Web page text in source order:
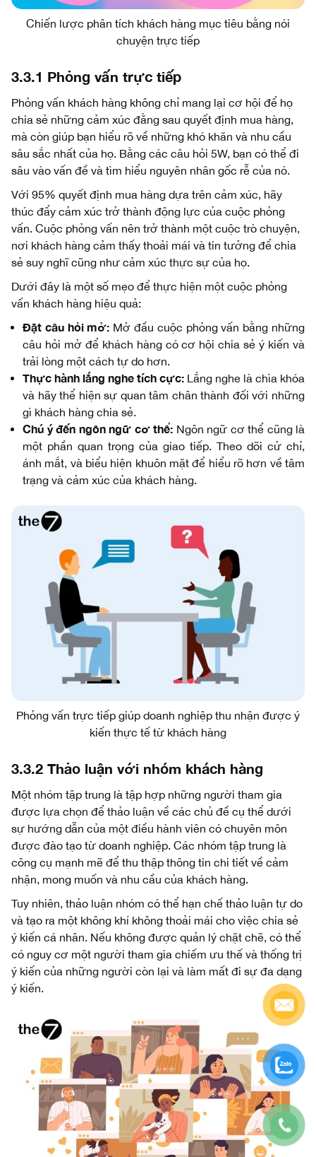
Chiến lược phân tích khách hàng mục tiêu bằng nói
chuyện trực tiếp
3.3.1 Phỏng vấn trực tiếp
Phỏng vấn khách hàng không chỉ mang lại cơ hội để họ
chia sẻ những cảm xúc đằng sau quyết định mua hàng,
mà còn giúp bạn hiểu rõ về những khó khăn và nhu cầu
sâu sắc nhất của họ. Bằng các câu hỏi 5W, bạn có thể đi
sâu vào vấn đề và tìm hiểu nguyên nhân gốc rễ của nó.
Với 95% quyết định mua hàng dựa trên cảm xúc, hãy
thúc đẩy cảm xúc trở thành động lực của cuộc phỏng
vấn. Cuộc phỏng vấn nên trở thành một cuộc trò chuyện,
nơi khách hàng cảm thấy thoải mái và tin tưởng để chia
sẻ suy nghĩ cũng như cảm xúc thực sự của họ.
Dưới đây là một số mẹo để thực hiện một cuộc phỏng
vấn khách hàng hiệu quả:
Đặt câu hỏi mở: Mở đầu cuộc phỏng vấn bằng những
câu hỏi mở để khách hàng có cơ hội chia sẻ ý kiến và
trải lòng một cách tự do hơn.
Thực hành lắng nghe tích cực: Lắng nghe là chìa khóa
và hãy thể hiện sự quan tâm chân thành đối với những
gì khách hàng chia sẻ.
Chú ý đến ngôn ngữ cơ thể: Ngôn ngữ cơ thể cũng là
một phần quan trọng của giao tiếp. Theo dõi cử chỉ,
ánh mắt, và biểu hiện khuôn mặt để hiểu rõ hơn về tâm
trạng và cảm xúc của khách hàng.
Phỏng vấn trực tiếp giúp doanh nghiệp thu nhận được ý
kiến thực tế từ khách hàng
3.3.2 Thảo luận với nhóm khách hàng
Một nhóm tập trung là tập hợp những người tham gia
được lựa chọn để thảo luận về các chủ đề cụ thể dưới
sự hướng dẫn của một điều hành viên có chuyên môn
được đào tạo từ doanh nghiệp. Các nhóm tập trung là
công cụ mạnh mẽ để thu thập thông tin chi tiết về cảm
nhận, mong muốn và nhu cầu của khách hàng.
Tuy nhiên, thảo luận nhóm có thể hạn chế thảo luận tự do
và tạo ra một không khí không thoải mái cho việc chia sẻ
ý kiến ​​cá nhân. Nếu không được quản lý chặt chẽ, có thể
có nguy cơ một người tham gia chiếm ưu thế và thống trị
ý kiến ​​của những người còn lại và làm mất đi sự đa dạng
ý kiến.